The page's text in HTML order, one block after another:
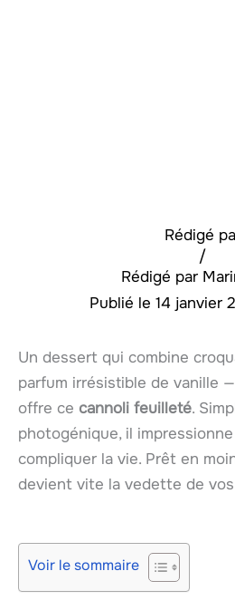
Rédigé
/
14 janvier
Un dessert qui combine
parfum irrésistible de vanille
offre ce cannoli feuilleté.
photogénique, il
compliquer la vie. Prêt en
devient vite la vedette de
Voir le sommaire